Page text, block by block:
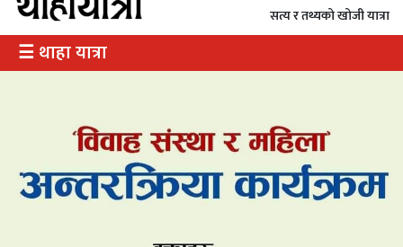
सत्य र तथ्यको खोजी यात्रा
☰ थाहा यात्रा
अर्थ
उत्पादन
इतिहास